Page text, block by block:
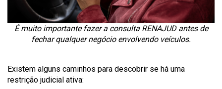
É muito importante fazer a consulta RENAJUD antes de
fechar qualquer negócio envolvendo veículos.
Existem alguns caminhos para descobrir se há uma
restrição judicial ativa: